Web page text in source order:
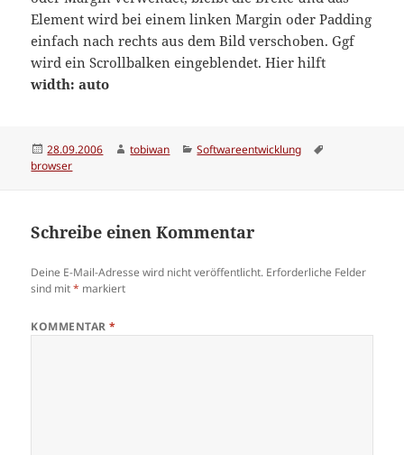
Element wird bei einem linken Margin oder Padding
einfach nach rechts aus dem Bild verschoben. Ggf
wird ein Scrollbalken eingeblendet. Hier hilft
width: auto
Veröffentlicht
am
28.09.2006 Autor
tobiwan Kategorien
Softwareentwicklung
browser
Schreibe einen Kommentar
Deine E-Mail-Adresse wird nicht veröffentlicht. Erforderliche Felder
sind mit* markiert
KOMMENTAR*